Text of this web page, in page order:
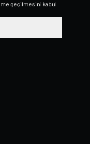
geçilmesini kabul